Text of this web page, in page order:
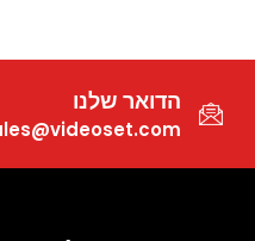
הדואר שלנו